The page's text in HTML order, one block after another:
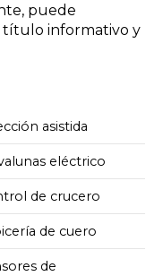
puede
título informativo y
asistida
eléctrico
de crucero
de cuero
de